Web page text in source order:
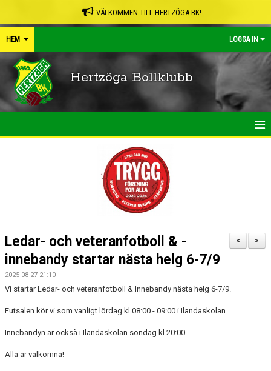
VÄLKOMMEN TILL HERTZÖGA BK!
HEM LOGGA IN
Hertzöga Bollklubb
SHOP
BLI MEDLEM
MATCHER
KONTAKTER & LAG
>
<
Ledar- och veteranfotboll & -
innebandy startar nästa helg 6-7/9
2025-08-27 21:10
Vi startar Ledar- och veteranfotboll & Innebandy nästa helg 6-7/9.
Futsalen kör vi som vanligt lördag kl.08:00 - 09:00 i Ilandaskolan.
Innebandyn är också i Ilandaskolan söndag kl.20:00...
Alla är välkomna!